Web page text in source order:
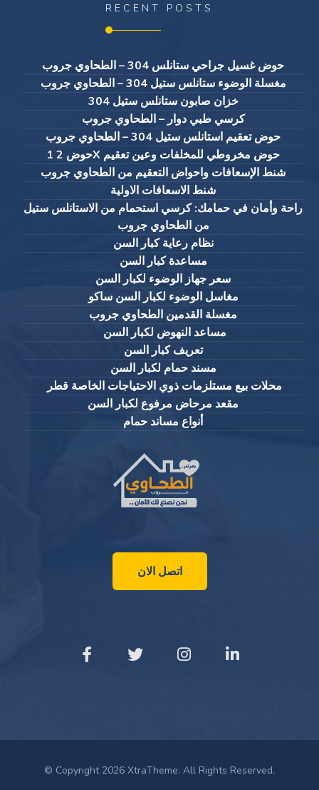
RECENT POSTS
حوض غسيل جراحي ستانلس 304 – الطحاوي جروب
مغسلة الوضوء ستانلس ستيل 304 – الطحاوي جروب
خزان صابون ستانلس ستيل 304
كرسي طبي دوار – الطحاوي جروب
حوض تعقيم استانلس ستيل 304 – الطحاوي جروب
حوض 2 1X حوض مخروطي للمخلفات وعين تعقيم
شنط الإسعافات واحواض التعقيم من الطحاوي جروب
شنط الاسعافات الاولية
راحة وأمان في حمامك: كرسي استحمام من الاستانلس ستيل
من الطحاوي جروب
نظام رعاية كبار السن
مساعدة كبار السن
سعر جهاز الوضوء لكبار السن
مغاسل الوضوء لكبار السن ساكو
مغسلة القدمين الطحاوي جروب
مساعد النهوض لكبار السن
تعريف كبار السن
مسند حمام لكبار السن
محلات بيع مستلزمات ذوي الاحتياجات الخاصة قطر
مقعد مرحاض مرفوع لكبار السن
أنواع مساند حمام
اتصل الان
© Copyright 2026 XtraTheme. All Rights Reserved.